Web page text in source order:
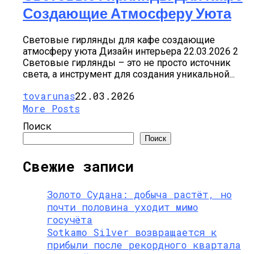
Создающие Атмосферу Уюта
Световые гирлянды для кафе создающие
атмосферу уюта Дизайн интерьера 22.03.2026 2
Световые гирлянды – это не просто источник
света, а инструмент для создания уникальной...
tovarunas22.03.2026
More Posts
Поиск
Поиск
Свежие записи
Золото Судана: добыча растёт, но
почти половина уходит мимо
госучёта
Sotkamo Silver возвращается к
прибыли после рекордного квартала